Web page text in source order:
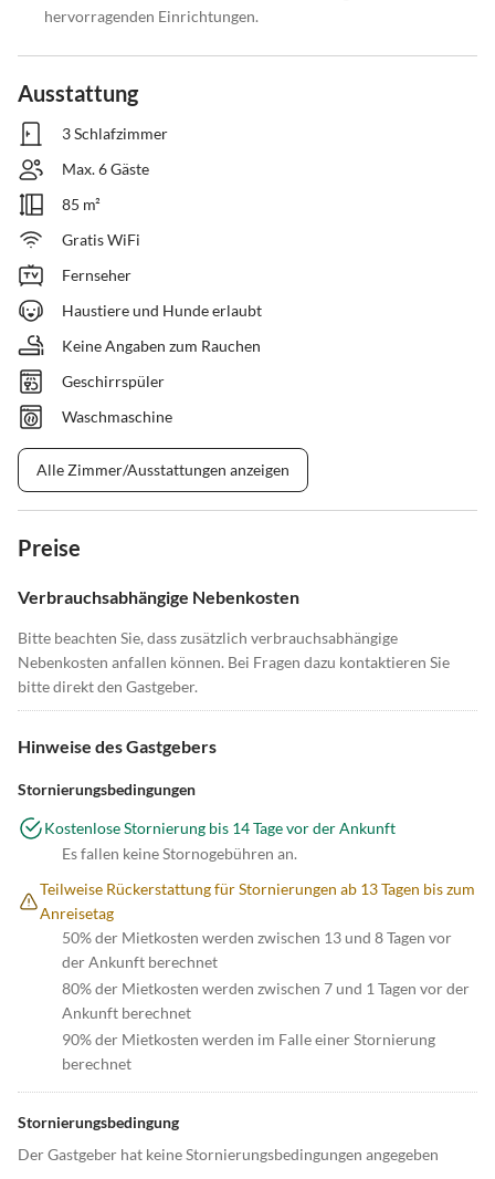
hervorragenden Einrichtungen.
Ausstattung
3 Schlafzimmer
Max. 6 Gäste
85 m²
Gratis WiFi
Fernseher
Haustiere und Hunde erlaubt
Keine Angaben zum Rauchen
Geschirrspüler
Waschmaschine
Alle Zimmer/Ausstattungen anzeigen
Preise
Verbrauchsabhängige Nebenkosten
Bitte beachten Sie, dass zusätzlich verbrauchsabhängige
Nebenkosten anfallen können. Bei Fragen dazu kontaktieren Sie
bitte direkt den Gastgeber.
Hinweise des Gastgebers
Stornierungsbedingungen
Kostenlose Stornierung bis 14 Tage vor der Ankunft
Es fallen keine Stornogebühren an.
Teilweise Rückerstattung für Stornierungen ab 13 Tagen bis zum
Anreisetag
50% der Mietkosten werden zwischen 13 und 8 Tagen vor
der Ankunft berechnet
80% der Mietkosten werden zwischen 7 und 1 Tagen vor der
Ankunft berechnet
90% der Mietkosten werden im Falle einer Stornierung
berechnet
Stornierungsbedingung
Der Gastgeber hat keine Stornierungsbedingungen angegeben